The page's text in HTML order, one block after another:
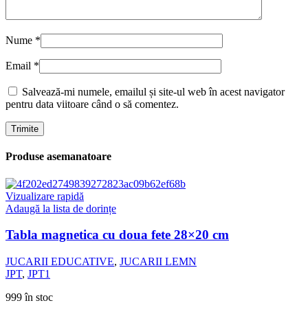
Nume *
Email *
Salvează-mi numele, emailul și site-ul web în acest navigator
pentru data viitoare când o să comentez.
Produse asemanatoare
Vizualizare rapidă
Adaugă la lista de dorințe
Tabla magnetica cu doua fete 28×20 cm
JUCARII EDUCATIVE, JUCARII LEMN
JPT, JPT1
999 în stoc